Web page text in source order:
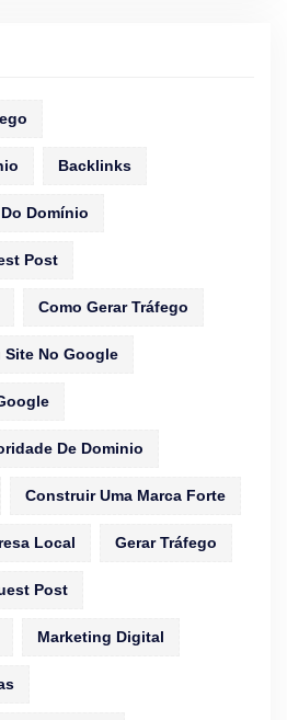
Backlinks
Domínio
Post
Como Gerar Tráfego
Site No Google
De Dominio
Construir Uma Marca Forte
Local Gerar Tráfego
Post
Marketing Digital